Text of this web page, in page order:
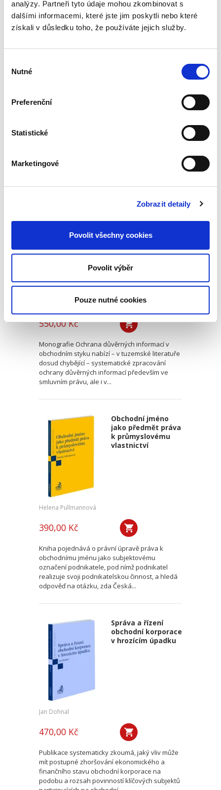
analýzy. Partneři tyto údaje mohou zkombinovat s
dalšími informacemi, které jste jim poskytli nebo které
získali v důsledku toho, že používáte jejich služby.
souhlasu
Nutné
Preferenční
Statistické
Marketingové
Zobrazit detaily
Povolit všechny cookies
Povolit výběr
Pouze nutné cookies
vnitrostátní
aplikace práva EU
Michal Bobek
ohlédnutí za prvními dvěma dekádami členství
České republiky v Evropské unii a ptá se: Byly
informací v
obchodním styku
Ivana Štenglová,Dalibor Nový
550,00 Kč
Monografie Ochrana důvěrných informací v
obchodním styku nabízí – v tuzemské literatuře
dosud chybějící – systematické zpracování
ochrany důvěrných informací především ve
smluvním právu, ale i v...
Obchodní jméno
jako předmět práva
k průmyslovému
vlastnictví
Helena Pullmannová
390,00 Kč
Kniha pojednává o právní úpravě práva k
obchodnímu jménu jako subjektovému
označení podnikatele, pod nímž podnikatel
realizuje svoji podnikatelskou činnost, a hledá
odpověď na otázku, zda Česká...
Správa a řízení
obchodní korporace
v hrozícím úpadku
Jan Dohnal
470,00 Kč
Publikace systematicky zkoumá, jaký vliv může
mít postupné zhoršování ekonomického a
finančního stavu obchodní korporace na
podobu a rozsah povinností klíčových subjektů